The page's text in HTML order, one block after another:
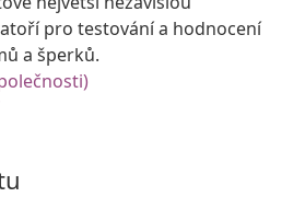
pro testování a hodnocení
a šperků.